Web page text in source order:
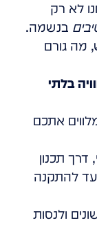
לא רק
בנשמה.
מה גורם
בלתי
אתכם
דרך תכנון
להתקנה
ולנסות